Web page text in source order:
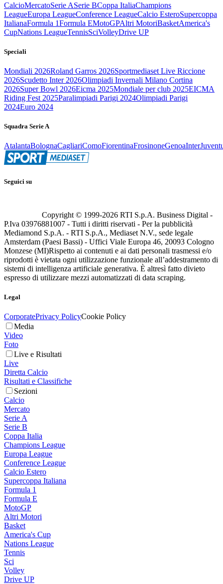
CalcioMercatoSerie ASerie BCoppa ItaliaChampions
LeagueEuropa LeagueConference LeagueCalcio EsteroSupercoppa
ItalianaFormula 1Formula EMotoGPAltri MotoriBasketAmerica's
CupNations LeagueTennisSciVolleyDrive UP
Speciali
Mondiali 2026Roland Garros 2026Sportmediaset Live Riccione
2026Scudetto Inter 2026Olimpiadi Invernali Milano Cortina
2026Super Bowl 2026Eicma 2025Mondiale per club 2025EICMA
Riding Fest 2025Paralimpiadi Parigi 2024Olimpiadi Parigi
2024Euro 2024
Squadra Serie A
AtalantaBolognaCagliariComoFiorentinaFrosinoneGenoaInter
Seguici su
Copyright © 1999-2026 RTI S.p.A. Business Digital -
P.Iva 03976881007 - Tutti i diritti riservati - Per la pubblicità
Mediamond S.p.A. - RTI S.p.A., Mediaset N.V., sede legale
Amsterdam (Paesi Bassi) - Uffici Viale Europa 46, 20093 Cologno
Monzese (MI)Rispetto ai contenuti e ai dati personali trasmessi e/o
riprodotti è vietata ogni utilizzazione funzionale all’addestramento di
sistemi di intelligenza artificiale generativa. È altresì fatto divieto
espresso di utilizzare mezzi automatizzati di data scraping.
Legal
CorporatePrivacy PolicyCookie Policy
Media
Video
Foto
Live e Risultati
Live
Diretta Calcio
Risultati e Classifiche
Sezioni
Calcio
Mercato
Serie A
Serie B
Coppa Italia
Champions League
Europa League
Conference League
Calcio Estero
Supercoppa Italiana
Formula 1
Formula E
MotoGP
Altri Motori
Basket
America's Cup
Nations League
Tennis
Sci
Volley
Drive UP